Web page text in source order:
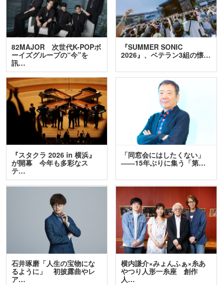
82MAJOR 次世代K-POPボ
ーイズグループの“今”を
訊…
『SUMMER SONIC
2026』、ベテラン3組の懐…
『スタクラ 2026 in 横浜』
が開幕 今年も多彩なス
テ…
「同窓会にはしたくない」
――15年ぶりに集う「第…
石井琢磨「人生の宝物にな
るように」 初披露曲やレ
ア…
横内謙介×みょんふぁ×糸あ
やつり人形一糸座 創作
人…